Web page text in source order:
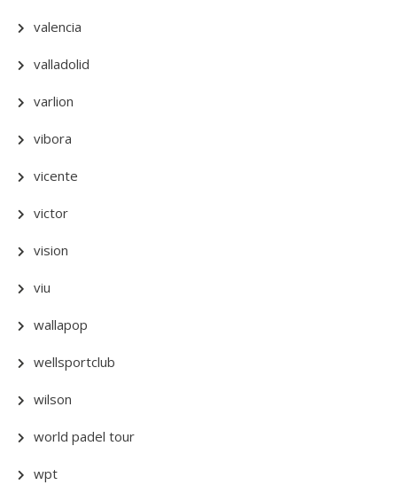
valencia
valladolid
varlion
vibora
vicente
victor
vision
viu
wallapop
wellsportclub
wilson
world padel tour
wpt